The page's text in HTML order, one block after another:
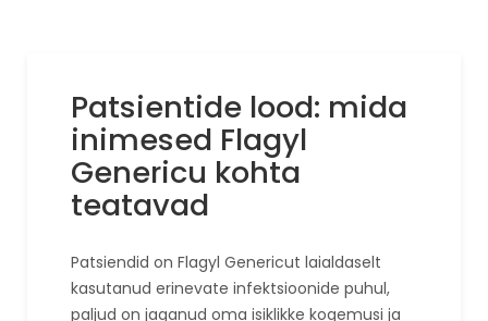
Patsientide lood: mida
inimesed Flagyl
Genericu kohta
teatavad
Patsiendid on Flagyl Genericut laialdaselt
kasutanud erinevate infektsioonide puhul,
paljud on jaganud oma isiklikke kogemusi ja